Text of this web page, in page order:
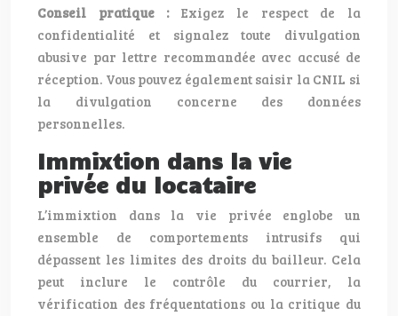
Conseil pratique :Exigez le respect de la
confidentialité et signalez toute divulgation
abusive par lettre recommandée avec accusé de
réception. Vous pouvez également saisir la CNIL si
la divulgation concerne des données
personnelles.
Immixtion dans la vie
privée du locataire
L’immixtion dans la vie privée englobe un
ensemble de comportements intrusifs qui
dépassent les limites des droits du bailleur. Cela
peut inclure le contrôle du courrier, la
vérification des fréquentations ou la critique du